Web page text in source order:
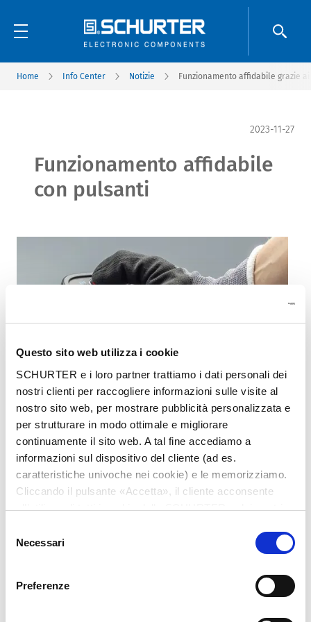
Questo sito web utilizza i cookie
SCHURTER e i loro partner trattiamo i dati personali dei
nostri clienti per raccogliere informazioni sulle visite al
nostro sito web, per mostrare pubblicità personalizzata e
per strutturare in modo ottimale e migliorare
continuamente il sito web. A tal fine accediamo a
informazioni sul dispositivo del cliente (ad es.
caratteristiche univoche nei cookie) e le memorizziamo.
Cliccando il pulsante «Accetta», il cliente acconsente
all’utilizzo di tutti i cookie delle SCHURTER e dei nostri
momento cliccando su «Impostazioni» in fondo alla
pagina. Le impostazioni personali sono comunicate ai
nostri partner e non hanno alcuna influenza sui dati del
browser. Ulteriori informazioni sono disponibili nella
delNecessari
Preferenze
Home Info Center Notizie Funzionamento affidabile grazie
2023-11-27
Funzionamento affidabile
con pulsanti
Interruttori a membrana per un
controllo remoto di successo
Da oltre 20 anni il Gruppo ICP è attivo in tutto il
elettronici per la logistica e l'industria. E da
Telecomando ICARUS blue TM600 del gruppo ICP con